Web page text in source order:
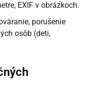
EXIF v obrázkoch.
porušenie
osôb (deti,